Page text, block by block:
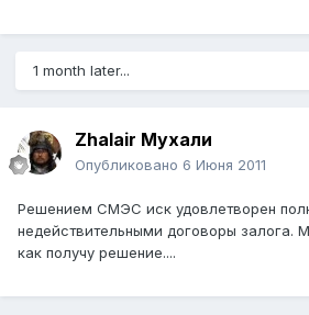
1 month later...
Zhalair Мухали
Опубликовано 6 Июня 2011
Решением СМЭС иск удовлетворен
недействительными договоры залога.
как получу решение....